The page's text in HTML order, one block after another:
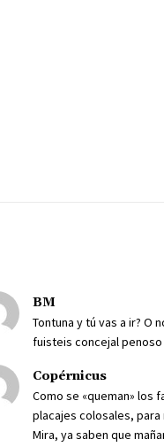
BM
Tontuna y tú vas a ir? O
fuisteis concejal penoso
Copérnicus
Como se «queman» los
placajes colosales, para
Mira, ya saben que